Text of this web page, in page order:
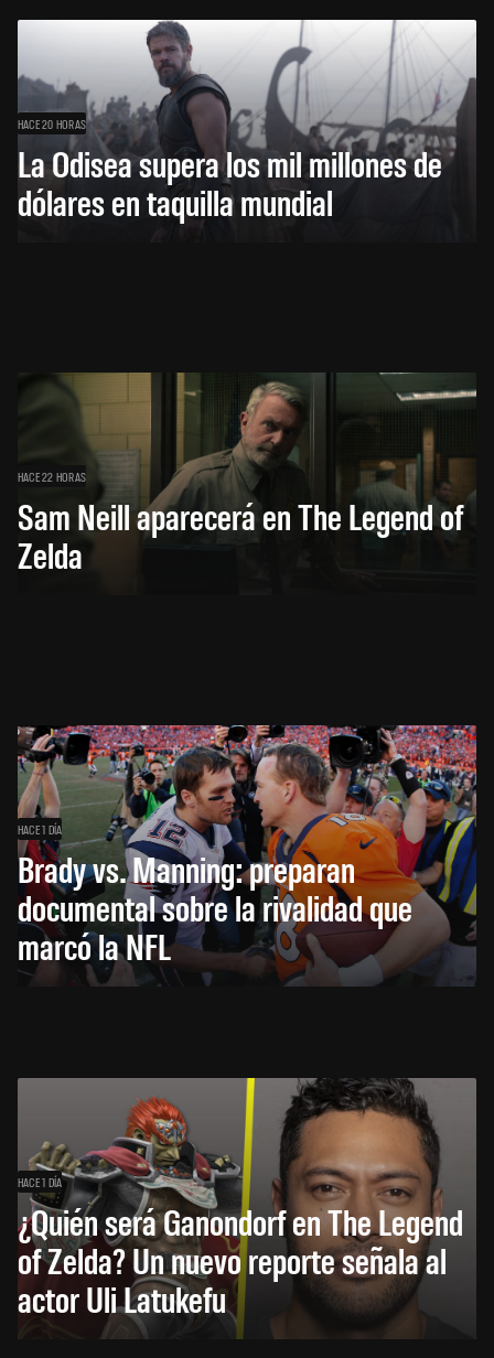
HACE 20 HORAS
La Odisea supera los mil millones de
dólares en taquilla mundial
HACE 22 HORAS
Sam Neill aparecerá en The Legend of
Zelda
HACE 1 DÍA
Brady vs. Manning: preparan
documental sobre la rivalidad que
marcó la NFL
HACE 1 DÍA
¿Quién será Ganondorf en The Legend
of Zelda? Un nuevo reporte señala al
actor Uli Latukefu